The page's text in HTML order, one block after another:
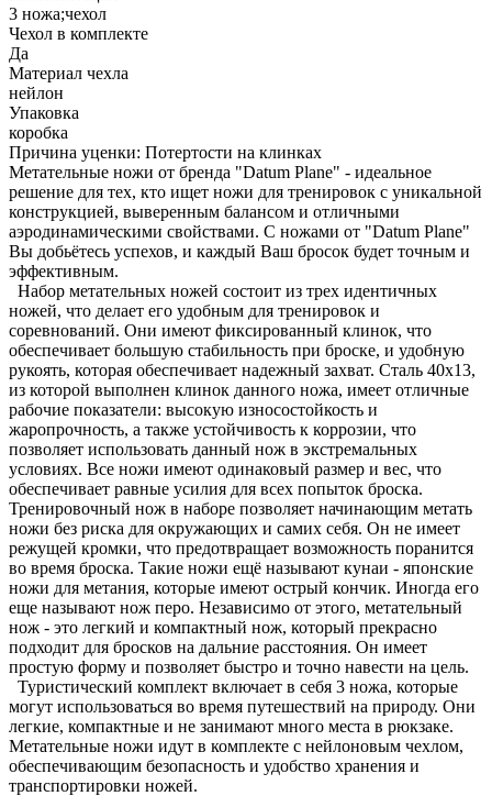
3 ножа;чехол
Чехол в комплекте
Да
Материал чехла
нейлон
Упаковка
коробка
Причина уценки: Потертости на клинках
Метательные ножи от бренда "Datum Plane" - идеальное
решение для тех, кто ищет ножи для тренировок с уникальной
конструкцией, выверенным балансом и отличными
аэродинамическими свойствами. С ножами от "Datum Plane"
Вы добьётесь успехов, и каждый Ваш бросок будет точным и
эффективным.
Набор метательных ножей состоит из трех идентичных
ножей, что делает его удобным для тренировок и
соревнований. Они имеют фиксированный клинок, что
обеспечивает большую стабильность при броске, и удобную
рукоять, которая обеспечивает надежный захват. Сталь 40х13,
из которой выполнен клинок данного ножа, имеет отличные
рабочие показатели: высокую износостойкость и
жаропрочность, а также устойчивость к коррозии, что
позволяет использовать данный нож в экстремальных
условиях. Все ножи имеют одинаковый размер и вес, что
обеспечивает равные усилия для всех попыток броска.
Тренировочный нож в наборе позволяет начинающим метать
ножи без риска для окружающих и самих себя. Он не имеет
режущей кромки, что предотвращает возможность поранится
во время броска. Такие ножи ещё называют кунаи - японские
ножи для метания, которые имеют острый кончик. Иногда его
еще называют нож перо. Независимо от этого, метательный
нож - это легкий и компактный нож, который прекрасно
подходит для бросков на дальние расстояния. Он имеет
простую форму и позволяет быстро и точно навести на цель.
Туристический комплект включает в себя 3 ножа, которые
могут использоваться во время путешествий на природу. Они
легкие, компактные и не занимают много места в рюкзаке.
Метательные ножи идут в комплекте с нейлоновым чехлом,
обеспечивающим безопасность и удобство хранения и
транспортировки ножей.